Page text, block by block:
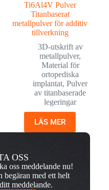
Ti6Al4V Pulver
Titanbaserat
metallpulver för additiv
tillverkning
3D-utskrift av
metallpulver,
Material för
ortopediska
implantat,Pulver
av titanbaserade
legeringar
LÄS MER
OSS
oss meddelande nu!
begäran med ett helt
meddelande.